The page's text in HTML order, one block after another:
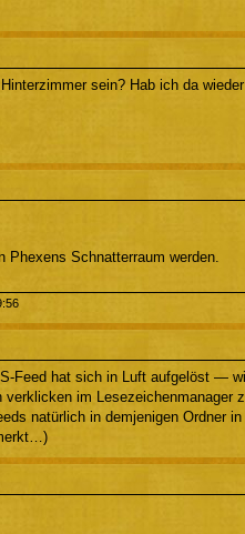
sein? Hab ich da
Phexens Schnatterraum werden.
Feed hat sich in Luft aufgelöst —
verklicken im Lesezeichenmanager
natürlich in demjenigen Ordner